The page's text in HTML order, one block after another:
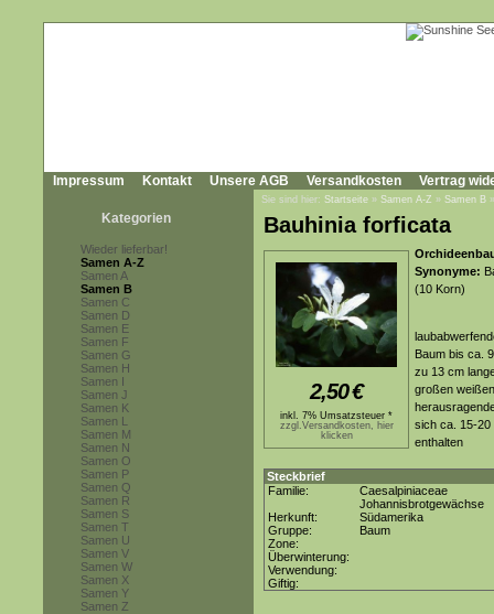
Impressum Kontakt Unsere AGB Versandkosten Vertrag
Kategorien
Wieder lieferbar!
Samen A-Z
Samen A
Samen B
Samen C
Samen D
Samen E
Samen F
Samen G
Samen H
Samen I
Samen J
Samen K
Samen L
Samen M
Samen N
Samen O
Samen P
Samen Q
Samen R
Samen S
Samen T
Samen U
Samen V
Samen W
Samen X
Samen Y
Samen Z
Sie sind hier: Startseite » Samen A-Z » Samen B
Bauhinia forficata
2,50€
inkl. 7% Umsatzsteuer *
zzgl.Versandkosten, hier
klicken
Synonyme:
(10 Korn)
Baum bis ca.
zu 13 cm
großen
sich ca. 15-20
enthalten
Steckbrief
Familie:
Caesalpiniaceae
Johannisbrotgewächse
Herkunft:
Südamerika
Gruppe:
Baum
Zone:
Überwinterung:
Verwendung:
Giftig: